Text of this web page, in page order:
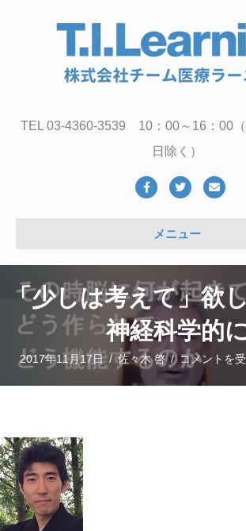
TEL 03-4360-3539 10：00～16：00
日除く）
FacebookTwitterEmail
メニュー
「少しは考えて」欲
神経科学的
2017年11月17日/佐々木 啓/「少
コメントを